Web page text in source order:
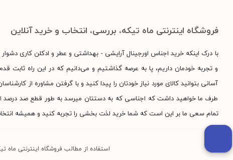
فروشگاه اینترنتی ماه تیکه، بررسی، انتخاب و خرید آنلاین
با درک اینکه خرید اجناس اورجینال آرایشی - بهداشتی و عطر و ادکلن کاری
و تجربه خودمان داریم، پا به عرصه گذاشتیم و می‌دانیم که در این راه ثابت
آسانی بتوانید کالای مورد نیاز خودتان را پیدا کنید و با گرفتن مشاوره از
طرف ما خواهید داشت که اجناسی که به دستتان میرسد به طور قطع صد درصد
تمام سعی ما بر این است که شما خرید لذت بخشی را تجربه کنید و همیشه
استفاده از مطالب فروشگاه اینترنتی